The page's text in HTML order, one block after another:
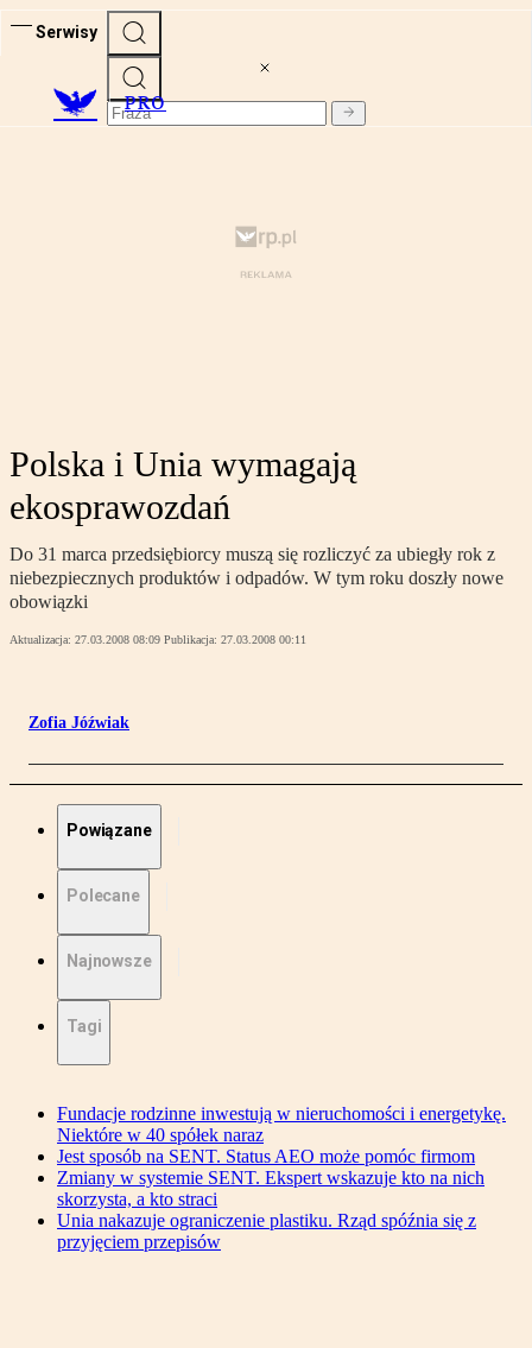
Serwisy
PRO
Polska i Unia wymagają
ekosprawozdań
Do 31 marca przedsiębiorcy muszą się rozliczyć za ubiegły rok z
niebezpiecznych produktów i odpadów. W tym roku doszły nowe
obowiązki
Aktualizacja: 27.03.2008 08:09 Publikacja: 27.03.2008 00:11
Zofia Jóźwiak
Powiązane
Polecane
Najnowsze
Tagi
Fundacje rodzinne inwestują w nieruchomości i energetykę.
Niektóre w 40 spółek naraz
Jest sposób na SENT. Status AEO może pomóc firmom
Zmiany w systemie SENT. Ekspert wskazuje kto na nich
skorzysta, a kto straci
Unia nakazuje ograniczenie plastiku. Rząd spóźnia się z
przyjęciem przepisów